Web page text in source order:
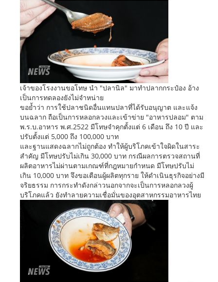
เจ้าของโรงงานขอโทษ นำ "ปลานิล" มาทำปลากกระป๋อง อ้าง
เป็นการทดลองยังไม่จำหน่าย
ขอย้ำว่า การใช้ปลาชนิดอื่นแทนปลาที่ได้รับอนุญาต และแจ้ง
บนฉลาก ถือเป็นการหลอกลวงและเข้าข่าย "อาหารปลอม" ตาม
พ.ร.บ.อาหาร พ.ศ.2522 มีโทษจำคุกตั้งแต่ 6 เดือน ถึง 10 ปี และ
ปรับตั้งแต่ 5,000 ถึง 100,000 บาท
และฐานแสดงฉลากไม่ถูกต้อง ทำให้ผู้บริโภคเข้าใจผิดในสาระ
สำคัญ มีโทษปรับไม่เกิน 30,000 บาท กรณีผลการตรวจสถานที่
ผลิตอาหารไม่ผ่านตามเกณฑ์ที่กฎหมายกำหนด มีโทษปรับไม่
เกิน 10,000 บาท จึงขอเตือนผู้ผลิตทุกราย ให้ดำเนินธุรกิจอย่างมี
จริยธรรม การกระทำดังกล่าวนอกจากจะเป็นการหลอกลวงผู้
บริโภคแล้ว ยังทำลายความเชื่อมั่นของอุตสาหกรรมอาหารไทย